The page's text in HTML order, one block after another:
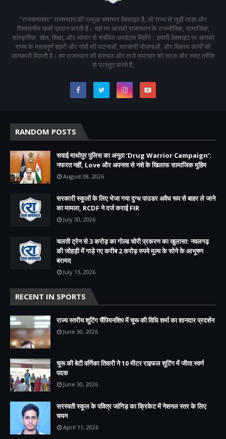
"राजसमाचार" राजस्थान की प्रमुख समाचार वेबसाइट है, जो राज्य से जुड़ी ताज़ा और
विश्वसनीय खबरें प्रदान करती है। यहां पर आपको राजस्थान के राजनीतिक, सामाजिक,
सांस्कृतिक, खेल, शिक्षा, और व्यापार से संबंधित अपडेट्स मिलेंगे। हमारी वेबसाइट पर आपको
राज्य के महत्वपूर्ण शहरों और गांवों की घटनाओं, सरकारी योजनाओं, और विकास कार्यों की
जानकारी मिलती है। हम राजस्थान की हलचल और ताजे समाचार को सरल और स्पष्ट तरीके
से प्रस्तुत करते हैं,
RANDOM POSTS
सवाई माधोपुर पुलिस का अनूठा ‘Drug Warrior Campaign’:
नफरत नहीं, Love और अपनत्व से नशे के खिलाफ सामाजिक मुहिम
August 08, 2026
सरकारी स्कूलों के लिए भेजा गया दुग्ध पाउडर अवैध रूप से बाहर ले जाने
का मामला, RCDF ने दर्ज कराई FIR
July 30, 2026
चलती ट्रेन से 3 करोड़ का गोल्ड चोरी प्रकरण का खुलासा: नवलगढ़
की जोहड़ी में गाड़े गए करीब 2 करोड़ रुपये मूल्य के सोने के आभूषण
बरामद
July 13, 2026
RECENT IN SPORTS
राज्य स्तरीय शूटिंग चैंपियनशिप में चूरू की विधि शर्मा का शानदार प्रदर्शन
June 30, 2026
चूरू की बेटी वर्णिका तिवारी ने 10 मीटर राइफल शूटिंग में जीता स्वर्ण
पदक
June 30, 2026
सरस्वती स्कूल के पवित्र जांगिड़ का क्रिकेट में नेशनल स्तर के लिए
चयन
April 11, 2026